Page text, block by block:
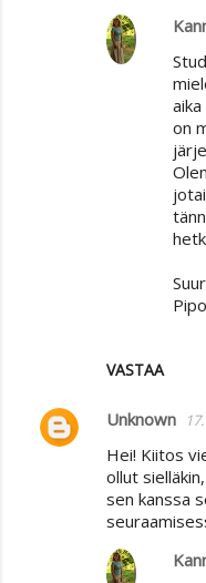
VASTAA
on
Unknown
Hei! Kiitos
ollut
sen kanssa